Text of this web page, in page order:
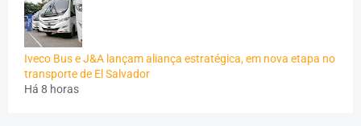
Iveco Bus e J&A lançam aliança estratégica, em nova etapa no
transporte de El Salvador
Há 8 horas